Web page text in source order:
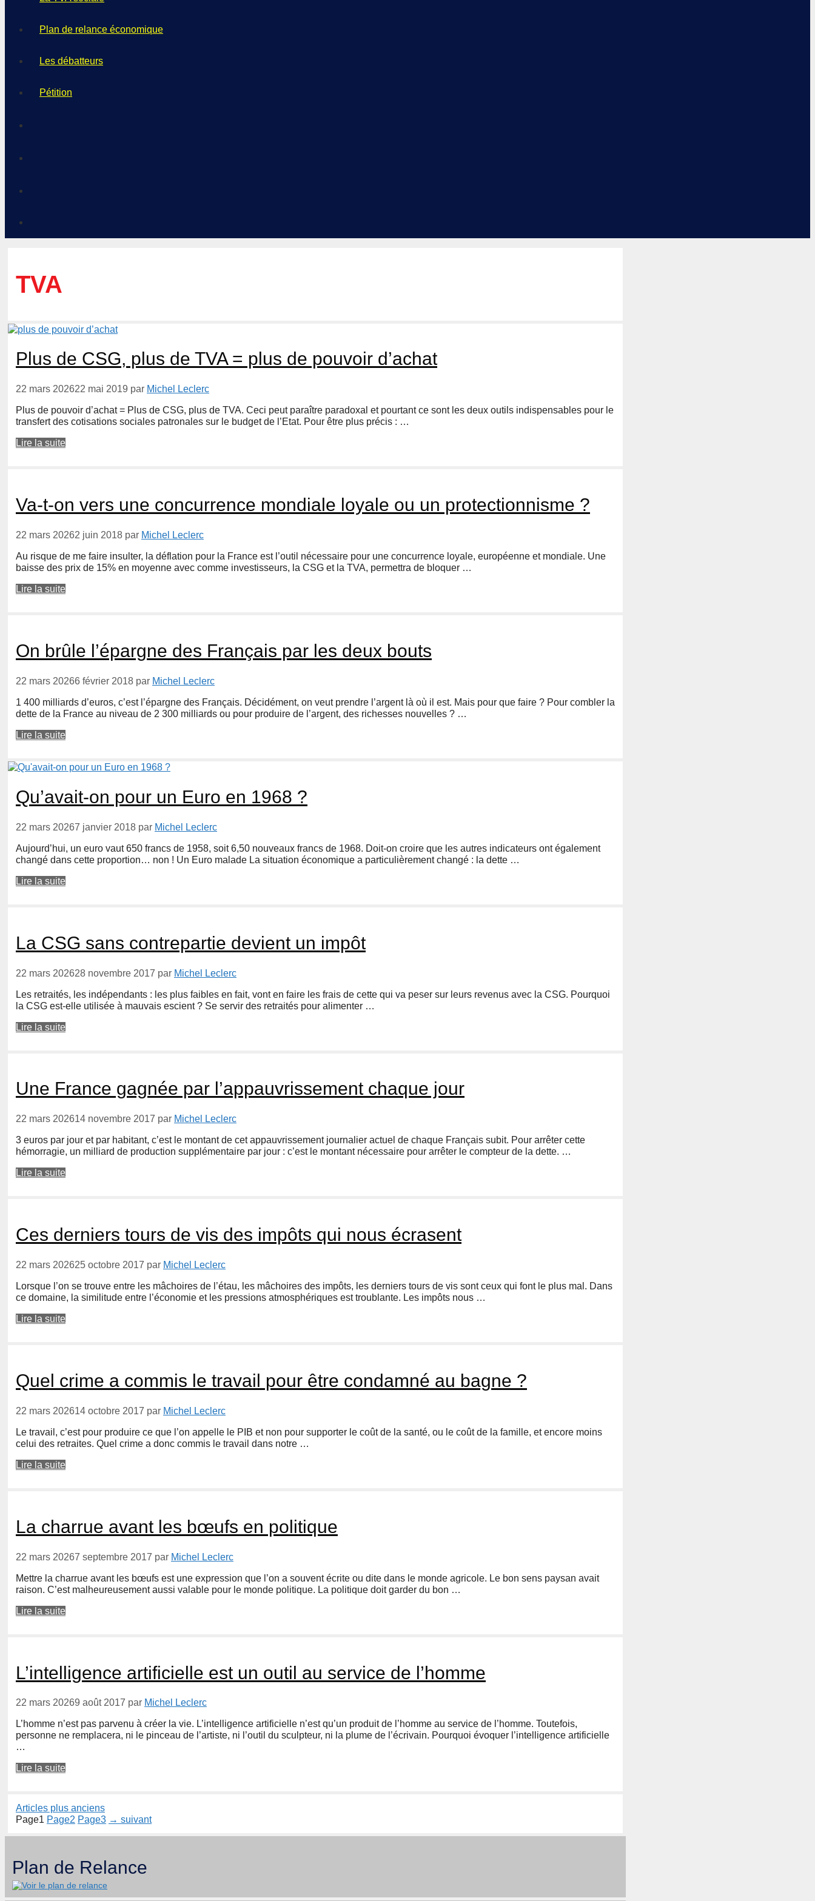
Plan de relance économique
Les débatteurs
Pétition
TVA
Plus de CSG, plus de TVA = plus de pouvoir d’achat
22 mars 202622 mai 2019 par Michel Leclerc
Plus de pouvoir d’achat = Plus de CSG, plus de TVA. Ceci peut paraître paradoxal et pourtant ce sont les deux outils indispensables pour le
transfert des cotisations sociales patronales sur le budget de l’Etat. Pour être plus précis : …
Lire la suite
Va-t-on vers une concurrence mondiale loyale ou un protectionnisme ?
22 mars 20262 juin 2018 par Michel Leclerc
Au risque de me faire insulter, la déflation pour la France est l’outil nécessaire pour une concurrence loyale, européenne et mondiale. Une
baisse des prix de 15% en moyenne avec comme investisseurs, la CSG et la TVA, permettra de bloquer …
Lire la suite
On brûle l’épargne des Français par les deux bouts
22 mars 20266 février 2018 par Michel Leclerc
1 400 milliards d’euros, c’est l’épargne des Français. Décidément, on veut prendre l’argent là où il est. Mais pour que faire ? Pour combler la
dette de la France au niveau de 2 300 milliards ou pour produire de l’argent, des richesses nouvelles ? …
Lire la suite
Qu’avait-on pour un Euro en 1968 ?
22 mars 20267 janvier 2018 par Michel Leclerc
Aujourd’hui, un euro vaut 650 francs de 1958, soit 6,50 nouveaux francs de 1968. Doit-on croire que les autres indicateurs ont également
changé dans cette proportion… non ! Un Euro malade La situation économique a particulièrement changé : la dette …
Lire la suite
La CSG sans contrepartie devient un impôt
22 mars 202628 novembre 2017 par Michel Leclerc
Les retraités, les indépendants : les plus faibles en fait, vont en faire les frais de cette qui va peser sur leurs revenus avec la CSG. Pourquoi
la CSG est-elle utilisée à mauvais escient ? Se servir des retraités pour alimenter …
Lire la suite
Une France gagnée par l’appauvrissement chaque jour
22 mars 202614 novembre 2017 par Michel Leclerc
3 euros par jour et par habitant, c’est le montant de cet appauvrissement journalier actuel de chaque Français subit. Pour arrêter cette
hémorragie, un milliard de production supplémentaire par jour : c’est le montant nécessaire pour arrêter le compteur de la dette. …
Lire la suite
Ces derniers tours de vis des impôts qui nous écrasent
22 mars 202625 octobre 2017 par Michel Leclerc
Lorsque l’on se trouve entre les mâchoires de l’étau, les mâchoires des impôts, les derniers tours de vis sont ceux qui font le plus mal. Dans
ce domaine, la similitude entre l’économie et les pressions atmosphériques est troublante. Les impôts nous …
Lire la suite
Quel crime a commis le travail pour être condamné au bagne ?
22 mars 202614 octobre 2017 par Michel Leclerc
Le travail, c’est pour produire ce que l’on appelle le PIB et non pour supporter le coût de la santé, ou le coût de la famille, et encore moins
celui des retraites. Quel crime a donc commis le travail dans notre …
Lire la suite
La charrue avant les bœufs en politique
22 mars 20267 septembre 2017 par Michel Leclerc
Mettre la charrue avant les bœufs est une expression que l’on a souvent écrite ou dite dans le monde agricole. Le bon sens paysan avait
raison. C’est malheureusement aussi valable pour le monde politique. La politique doit garder du bon …
Lire la suite
L’intelligence artificielle est un outil au service de l’homme
22 mars 20269 août 2017 par Michel Leclerc
L’homme n’est pas parvenu à créer la vie. L’intelligence artificielle n’est qu’un produit de l’homme au service de l’homme. Toutefois,
personne ne remplacera, ni le pinceau de l’artiste, ni l’outil du sculpteur, ni la plume de l’écrivain. Pourquoi évoquer l’intelligence artificielle
…
Lire la suite
Articles plus anciens
Page1 Page2 Page3 → suivant
Plan de Relance